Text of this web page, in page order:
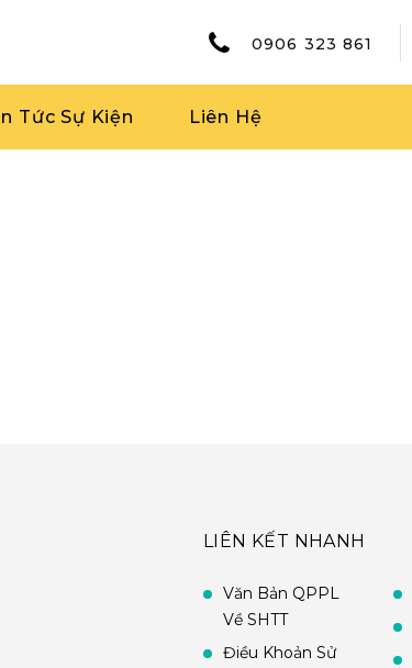
0906 323 861
Tức Sự Kiện Liên Hệ
LIÊN KẾT NHANH
Văn Bản QPPL
Về SHTT
Điều Khoản Sử